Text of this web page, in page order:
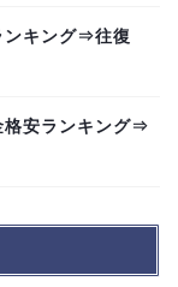
ンキング⇒往復
格安ランキング⇒